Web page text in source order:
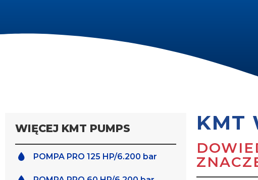
WIĘCEJ KMT PUMPS
POMPA PRO 125 HP/6.200 bar
KMT